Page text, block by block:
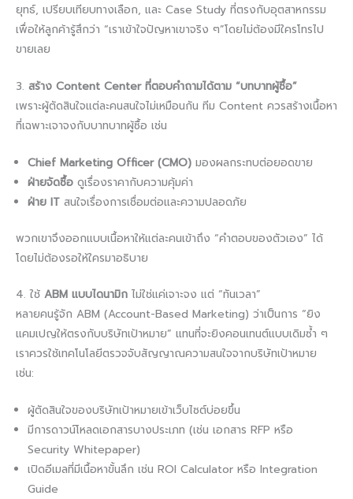
ยุทธ์, เปรียบเทียบทางเลือก, และ Case Study ที่ตรงกับอุตสาหกรรม
เพื่อให้ลูกค้ารู้สึกว่า “เราเข้าใจปัญหาเขาจริง ๆ”โดยไม่ต้องมีใครโทรไป
ขายเลย
3. สร้าง Content Center ที่ตอบคำถามได้ตาม “บทบาทผู้ซื้อ”
เพราะผู้ตัดสินใจแต่ละคนสนใจไม่เหมือนกัน ทีม Content ควรสร้างเนื้อหา
ที่เฉพาะเจาจงกับบาทบาทผู้ซื้อ เช่น
Chief Marketing Officer (CMO) มองผลกระทบต่อยอดขาย
ฝ่ายจัดซื้อ ดูเรื่องราคากับความคุ้มค่า
ฝ่าย IT สนใจเรื่องการเชื่อมต่อและความปลอดภัย
พวกเขาจึงออกแบบเนื้อหาให้แต่ละคนเข้าถึง “คำตอบของตัวเอง” ได้
โดยไม่ต้องรอให้ใครมาอธิบาย
4. ใช้ ABM แบบไดนามิก ไม่ใช่แค่เจาะจง แต่ “ทันเวลา”
หลายคนรู้จัก ABM (Account-Based Marketing) ว่าเป็นการ “ยิง
แคมเปญให้ตรงกับบริษัทเป้าหมาย” แทนที่จะยิงคอนเทนต์แบบเดิมซ้ำ ๆ
เราควรใช้เทคโนโลยีตรวจจับสัญญาณความสนใจจากบริษัทเป้าหมาย
เช่น:
ผู้ตัดสินใจของบริษัทเป้าหมายเข้าเว็บไซต์บ่อยขึ้น
มีการดาวน์โหลดเอกสารบางประเภท (เช่น เอกสาร RFP หรือ
Security Whitepaper)
เปิดอีเมลที่มีเนื้อหาขั้นลึก เช่น ROI Calculator หรือ Integration
Guide